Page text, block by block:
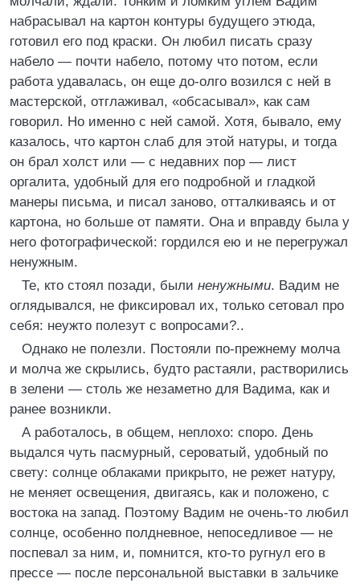
набрасывал на картон контуры будущего этюда,
готовил его под краски. Он любил писать сразу
набело — почти набело, потому что потом, если
работа удавалась, он еще до-олго возился с ней в
мастерской, отглаживал, «обсасывал», как сам
говорил. Но именно с ней самой. Хотя, бывало, ему
казалось, что картон слаб для этой натуры, и тогда
он брал холст или — с недавних пор — лист
оргалита, удобный для его подробной и гладкой
манеры письма, и писал заново, отталкиваясь и от
картона, но больше от памяти. Она и вправду была у
него фотографической: гордился ею и не перегружал
ненужным.
Те, кто стоял позади, были ненужными. Вадим не
оглядывался, не фиксировал их, только сетовал про
себя: неужто полезут с вопросами?..
Однако не полезли. Постояли по-прежнему молча
и молча же скрылись, будто растаяли, растворились
в зелени — столь же незаметно для Вадима, как и
ранее возникли.
А работалось, в общем, неплохо: споро. День
выдался чуть пасмурный, сероватый, удобный по
свету: солнце облаками прикрыто, не режет натуру,
не меняет освещения, двигаясь, как и положено, с
востока на запад. Поэтому Вадим не очень-то любил
солнце, особенно полдневное, непоседливое — не
поспевал за ним, и, помнится, кто-то ругнул его в
прессе — после персональной выставки в зальчике